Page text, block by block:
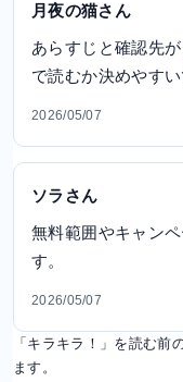
月夜の猫さん
あらすじと確認先
で読むか決めやすい
2026/05/07
ソラさん
無料範囲やキャン
す。
2026/05/07
「キラキラ！」を読む前
ます。